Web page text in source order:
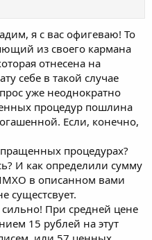
я с вас офигеваю! То
из своего кармана
отнесена на
себе в такой случае
уже неоднократно
процедур пошлина
Если, конечно,
процедурах?
И как определили сумму
в описанном вами
сущестсвует.
При средней цене
15 рублей на этут